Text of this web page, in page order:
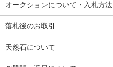
オークションについて・入札方法
落札後のお取引
天然石について